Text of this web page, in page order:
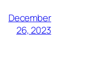
December
26, 2023